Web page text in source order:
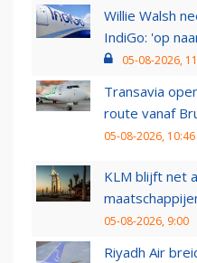
Willie Walsh
IndiGo: 'op
05-08-2026,
Transavia
route vanaf
05-08-2026, 10:46
KLM blijft net
05-08-2026, 9:00
Riyadh Air